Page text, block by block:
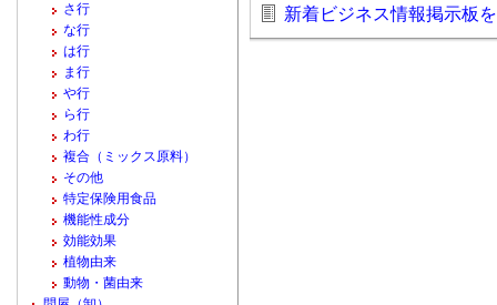
新着ビジネス情報掲示板
さ行
な行
は行
ま行
や行
ら行
わ行
複合（ミックス原料）
その他
特定保険用食品
機能性成分
効能効果
植物由来
動物・菌由来